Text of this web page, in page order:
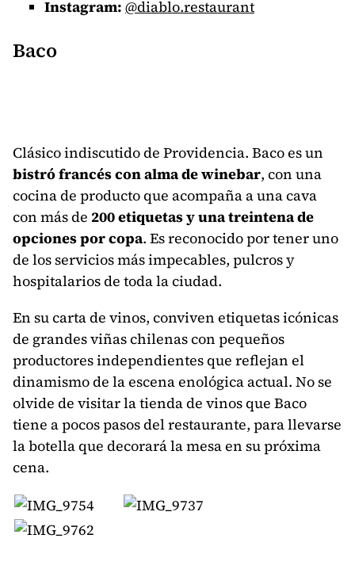
Instagram: @diablo.restaurant
Baco
Clásico indiscutido de Providencia. Baco es un
bistró francés con alma de winebar, con una
cocina de producto que acompaña a una cava
con más de 200 etiquetas y una treintena de
opciones por copa. Es reconocido por tener uno
de los servicios más impecables, pulcros y
hospitalarios de toda la ciudad.
En su carta de vinos, conviven etiquetas icónicas
de grandes viñas chilenas con pequeños
productores independientes que reflejan el
dinamismo de la escena enológica actual. No se
olvide de visitar la tienda de vinos que Baco
tiene a pocos pasos del restaurante, para llevarse
la botella que decorará la mesa en su próxima
cena.